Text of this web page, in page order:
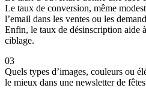
Le taux de conversion, même
l’email dans les ventes ou les
Enfin, le taux de désinscription aide
ciblage.
03
Quels types d’images, couleurs ou
le mieux dans une newsletter de